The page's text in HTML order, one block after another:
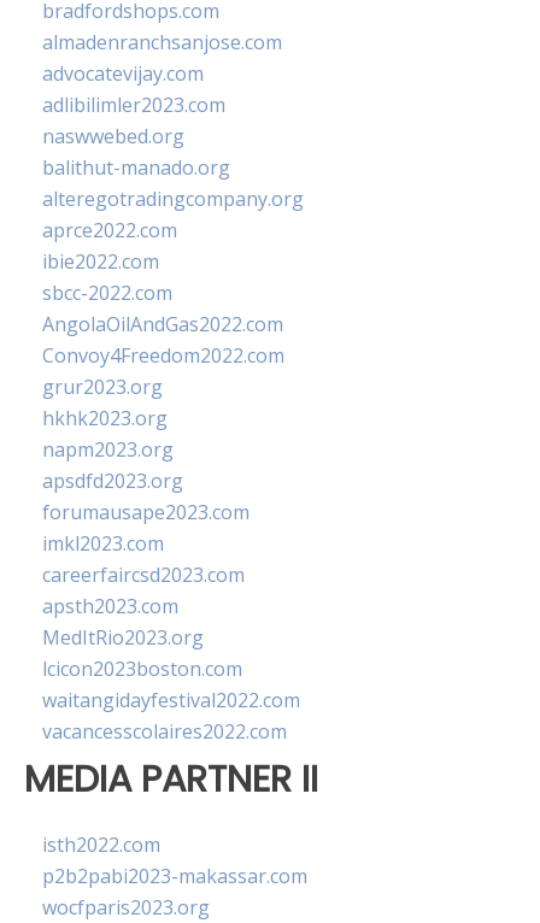
bradfordshops.com
almadenranchsanjose.com
advocatevijay.com
adlibilimler2023.com
naswwebed.org
balithut-manado.org
alteregotradingcompany.org
aprce2022.com
ibie2022.com
sbcc-2022.com
AngolaOilAndGas2022.com
Convoy4Freedom2022.com
grur2023.org
hkhk2023.org
napm2023.org
apsdfd2023.org
forumausape2023.com
imkl2023.com
careerfaircsd2023.com
apsth2023.com
MedItRio2023.org
lcicon2023boston.com
waitangidayfestival2022.com
vacancesscolaires2022.com
MEDIA PARTNER II
isth2022.com
p2b2pabi2023-makassar.com
wocfparis2023.org